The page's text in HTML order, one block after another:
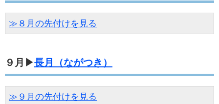
≫８月の先付けを見る
９月▶長月（ながつき）
≫９月の先付けを見る